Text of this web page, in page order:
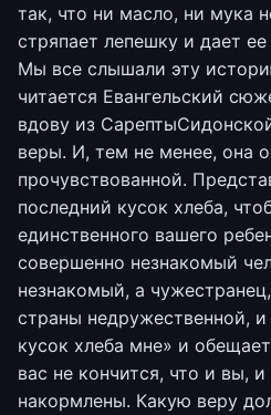
так, что ни масло, ни мука
стряпает лепешку и дает
Мы все слышали эту
читается Евангельский
вдову из
веры. И, тем не менее, она
прочувствованной.
последний кусок хлеба,
единственного вашего
совершенно незнакомый
незнакомый, а
страны недружественной, и
кусок хлеба мне» и
вас не кончится, что и вы,
накормлены. Какую веру